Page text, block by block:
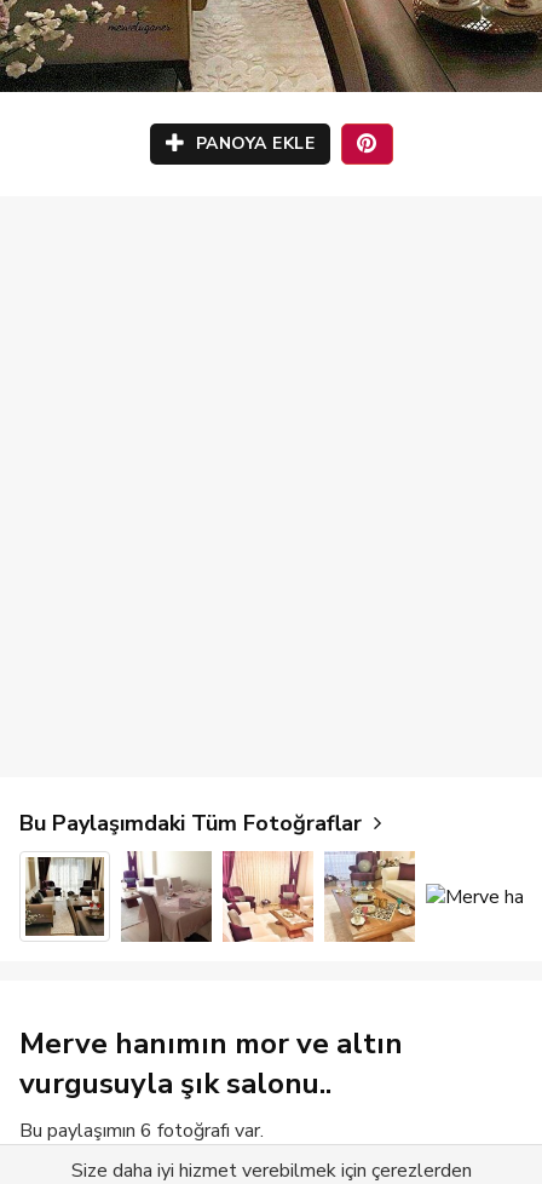
PANOYA EKLE
Bu Paylaşımdaki Tüm Fotoğraflar
Merve hanımın mor ve altın
vurgusuyla şık salonu..
Bu paylaşımın 6 fotoğrafı var.
Devamını Gör
Size daha iyi hizmet verebilmek için çerezlerden